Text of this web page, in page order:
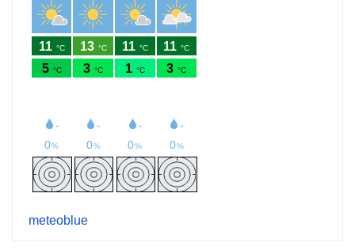
meteoblue